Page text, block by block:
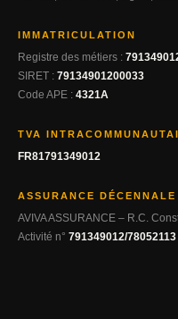
IMMATRICULATION
Registre des métiers :
SIRET : 79134901200033
Code APE : 4321A
TVA
FR81791349012
ASSURANCE DÉCENNALE
AVIVA ASSURANCE – R.C.
Activité n° 791349012/78052113